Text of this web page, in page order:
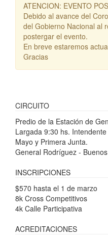
ATENCION: EVENTO
Debido al avance del
del Gobierno Nacional al
postergar el evento.
En breve estaremos
Gracias
CIRCUITO
Predio de la Estación de
Largada 9:30 hs.
Mayo y Primera Junta.
General Rodríguez -
INSCRIPCIONES
$570 hasta el 1 de marzo
8k Cross Competitivos
4k Calle Participativa
ACREDITACIONES